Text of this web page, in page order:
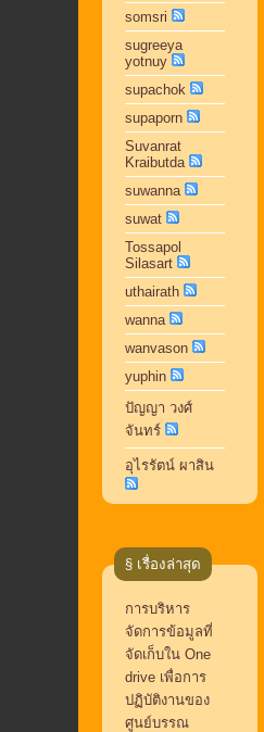
somsri
sugreeya
yotnuy
supachok
supaporn
Suvanrat
Kraibutda
suwanna
suwat
Tossapol
Silasart
uthairath
wanna
wanvason
yuphin
ปัญญา วงศ์
จันทร์
อุไรรัตน์ ผาสิน
§ เรื่องล่าสุด
การบริหาร
จัดการข้อมูลที่
จัดเก็บใน One
drive เพื่อการ
ปฏิบัติงานของ
ศูนย์บรรณ